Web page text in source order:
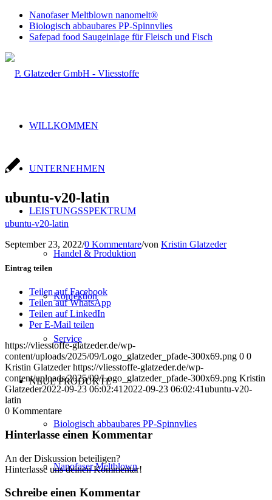
Nanofaser Meltblown nanomelt®
Biologisch abbaubares PP-Spinnvlies
Safepad food Saugeinlage für Fleisch und Fisch
WILLKOMMEN
UNTERNEHMEN
LEISTUNGSSPEKTRUM
Handel & Produktion
Konfektion
Service
NEUE PRODUKTE
Biologisch abbaubares PP-Spinnvlies
Nanofaser Meltblown
ubuntu-v20-latin
ubuntu-v20-latin
September 23, 2022/0 Kommentare/von Kristin Glatzeder
Eintrag teilen
Teilen auf Facebook
Teilen auf WhatsApp
Teilen auf LinkedIn
Per E-Mail teilen
https://vliesstoffe-glatzeder.de/wp-
content/uploads/2025/09/Logo_glatzeder_pfade-300x69.png 0 0
Kristin Glatzeder https://vliesstoffe-glatzeder.de/wp-
content/uploads/2025/09/Logo_glatzeder_pfade-300x69.png Kristin
Glatzeder2022-09-23 06:02:41 2022-09-23 06:02:41ubuntu-v20-
latin
0 Kommentare
Hinterlasse einen Kommentar
An der Diskussion beteiligen?
Hinterlasse uns deinen Kommentar!
Schreibe einen Kommentar